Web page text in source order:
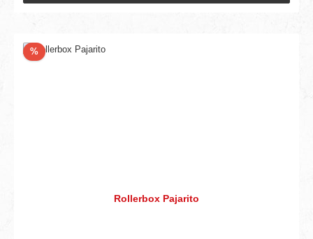
%Rabatt
Rollerbox Pajarito